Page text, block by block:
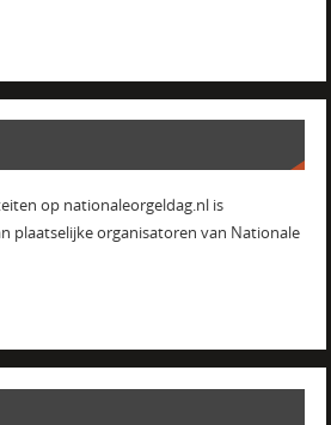
op nationaleorgeldag.nl is
plaatselijke organisatoren van Nationale